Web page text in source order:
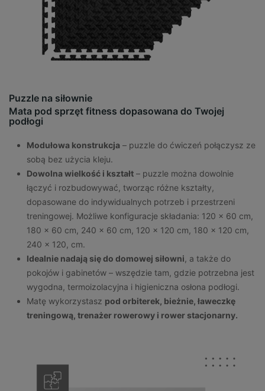
Puzzle na siłownie
Mata pod sprzęt fitness dopasowana do Twojej
podłogi
Modułowa konstrukcja – puzzle do ćwiczeń połączysz ze
sobą bez użycia kleju.
Dowolna wielkość i kształt – puzzle można dowolnie
łączyć i rozbudowywać, tworząc różne kształty,
dopasowane do indywidualnych potrzeb i przestrzeni
treningowej. Możliwe konfiguracje składania: 120 x 60 cm,
180 x 60 cm, 240 x 60 cm, 120 x 120 cm, 180 x 120 cm,
240 x 120, cm.
Idealnie nadają się do domowej siłowni, a także do
pokojów i gabinetów – wszędzie tam, gdzie potrzebna jest
wygodna, termoizolacyjna i higieniczna osłona podłogi.
Matę wykorzystasz pod orbiterek, bieżnie, ławeczkę
treningową, trenażer rowerowy i rower stacjonarny.